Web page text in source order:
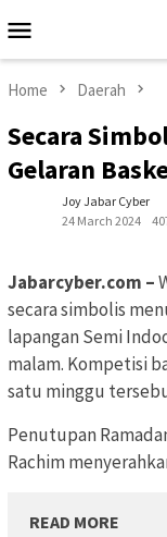
to
contentMenu
Home Daerah
Secara
Gelaran
Joy Jabar Cyber
24 March 2024
Jabarcyber.com –
secara simbolis
lapangan Semi
malam. Kompetisi
satu minggu
Penutupan
Rachim
READ MORE